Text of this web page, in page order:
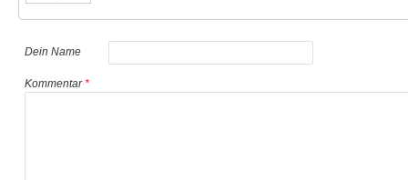
Dein Name
Kommentar*